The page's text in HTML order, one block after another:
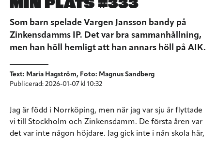
MIN PLATS #333
Som barn spelade Vargen Jansson bandy på
Zinkensdamms IP. Det var bra sammanhållning,
men han höll hemligt att han annars höll på AIK.
Text: Maria Hagström, Foto: Magnus Sandberg
Publicerad: 2026-01-07 kl 10:32
Jag är född i Norrköping, men när jag var sju år flyttade
vi till Stockholm och Zinkensdamm. De första åren var
det var inte någon höjdare. Jag gick inte i nån skola här,